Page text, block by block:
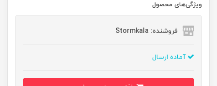
ویژگی‌های محصول
فروشنده: Stormkala
آماده ارسال